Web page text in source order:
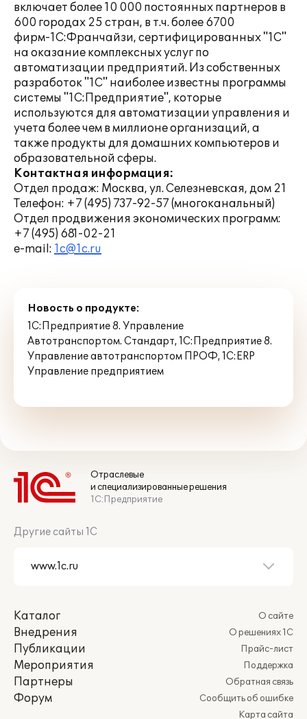
включает более 10 000 постоянных партнеров в
600 городах 25 стран, в т.ч. более 6700
фирм-1С:Франчайзи, сертифицированных "1С"
на оказание комплексных услуг по
автоматизации предприятий. Из собственных
разработок "1С" наиболее известны программы
системы "1С:Предприятие", которые
используются для автоматизации управления и
учета более чем в миллионе организаций, а
также продукты для домашних компьютеров и
образовательной сферы.
Контактная информация:
Отдел продаж: Москва, ул. Селезневская, дом 21
Телефон: +7 (495) 737-92-57 (многоканальный)
Отдел продвижения экономических программ:
+7 (495) 681-02-21
e-mail: 1c@1c.ru
Новость о продукте:
1С:Предприятие 8. Управление
Автотранспортом. Стандарт,1С:Предприятие 8.
Управление автотранспортом ПРОФ,1С:ERP
Управление предприятием
Отраслевые
и специализированные решения
1С:Предприятие
Другие сайты 1С
Каталог
Внедрения
Публикации
Мероприятия
Партнеры
Форум
О сайте
О решениях 1С
Прайс-лист
Поддержка
Обратная связь
Сообщить об ошибке
Карта сайта